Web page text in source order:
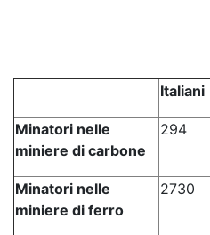
Italiani
Minatori nelle
miniere di carbone
294
Minatori nelle
miniere di ferro
2730